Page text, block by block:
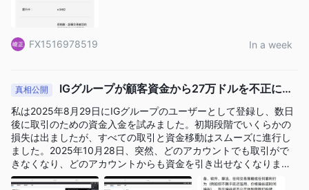
IG証券で受け付けられる入金方法は何ですか？
IG証券は、クレジット/デビットカードと銀行振込を通じて入金を
受け付けています。
IG証券が提供する取引プラットフォームは何ですか？
IG証券はL2 Dealer、ProRealTime、MT4、およびTradingViewを
提供しています。
リスク警告
オンライン取引には、投資資本の潜在的な損失を含む固有のリス
FX1516978519 In a week
真相公開
IGグループが顧客資金から27万ドルを不正に差
し引いた！
私は2025年8月29日にIGグループのユーザーとして登録し、数日
後に取引のための資金入金を試みました。初期段階でいくらかの
損失は出ましたが、すべての取引と資金移動はスムーズに進行し
ました。2025年10月28日、突然、どのアカウントでも取引がで
きなくなり、どのアカウントからも資金を引き出せなくなりまし
た。その時点での私のアカウント残高は108,208.70ドルでした。I